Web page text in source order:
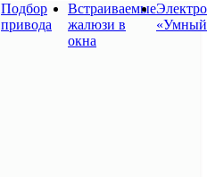
Подбор
привода
Встраиваемые
жалюзи в
окна